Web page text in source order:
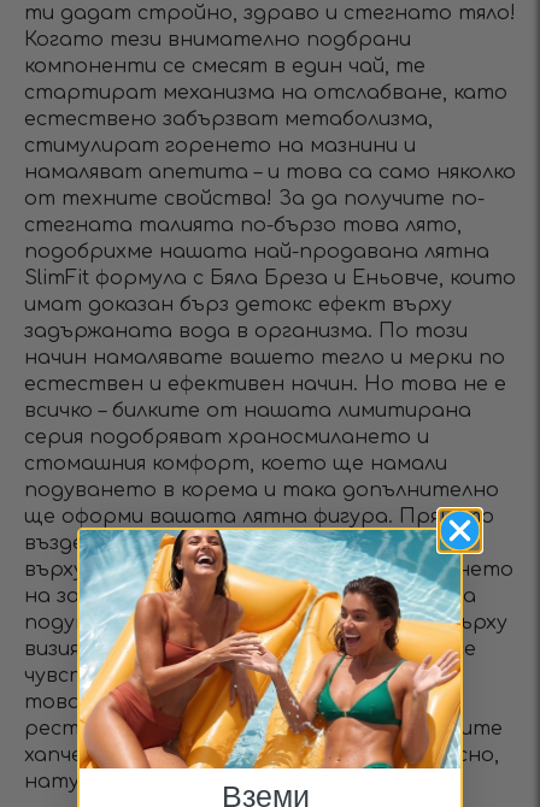
ти дадат стройно, здраво и стегнато тяло!
Когато тези внимателно подбрани
компоненти се смесят в един чай, те
стартират механизма на отслабване, като
естествено забързват метаболизма,
стимулират горенето на мазнини и
намаляват апетита – и това са само няколко
от техните свойства! За да получите по-
стегната талията по-бързо това лято,
подобрихме нашата най-продавана лятна
SlimFit формула с Бяла Бреза и Еньовче, които
имат доказан бърз детокс ефект върху
задържаната вода в организма. По този
начин намалявате вашето тегло и мерки по
естествен и ефективен начин. Но това не е
всичко – билките от нашата лимитирана
серия подобряват храносмилането и
стомашния комфорт, което ще намали
подуването в корема и така допълнително
ще оформи вашата лятна фигура. Прякото
въздействие на Slimfit Summer Tropicana
върху горенето на мазнините, изхвърлянето
на задържаната вода и намаляването на
подуването на корема е троен ефект върху
визията ви, който ви гарантира, че ще се
чувствате страхотно, където и да сте
това лято! И за разлика от
рестриктивните диетите и съмнителните
хапчетата, резултатите се случват лесно,
натурално, приятно и трайно.
Вземи